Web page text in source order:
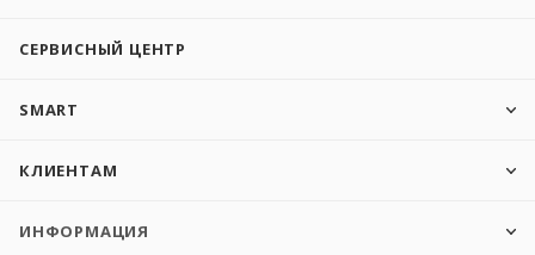
СЕРВИСНЫЙ ЦЕНТР
SMART
КЛИЕНТАМ
ИНФОРМАЦИЯ